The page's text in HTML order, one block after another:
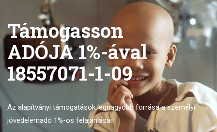
Támogasson
ADÓJA 1%-ával
18557071-1-09
Az alapítványi támogatások legnagyobb forrásaa személyi
jövedelemadó 1%-os felajánlásai!